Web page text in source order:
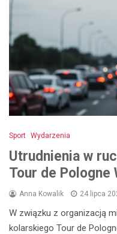
Sport Wydarzenia
Utrudnienia w
Tour de Pologne
Anna Kowalik 24 lipca
W związku z organizacją
kolarskiego Tour de